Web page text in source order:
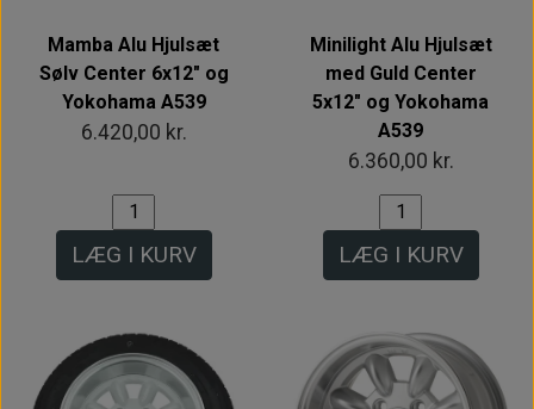
Mamba Alu Hjulsæt
Sølv Center 6x12" og
Yokohama A539
6.420,00 kr.
LÆG I KURV
Minilight Alu Hjulsæt
med Guld Center
5x12" og Yokohama
A539
6.360,00 kr.
LÆG I KURV